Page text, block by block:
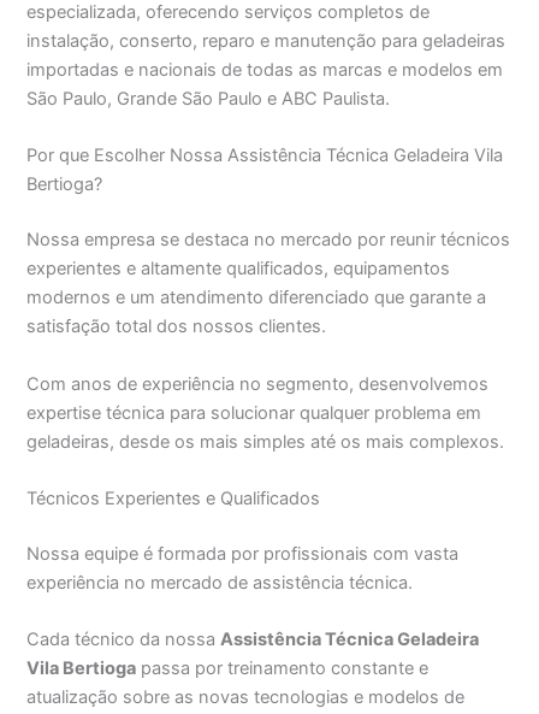
especializada, oferecendo serviços completos de
instalação, conserto, reparo e manutenção para geladeiras
importadas e nacionais de todas as marcas e modelos em
São Paulo, Grande São Paulo e ABC Paulista.
Por que Escolher Nossa Assistência Técnica Geladeira Vila
Bertioga?
Nossa empresa se destaca no mercado por reunir técnicos
experientes e altamente qualificados, equipamentos
modernos e um atendimento diferenciado que garante a
satisfação total dos nossos clientes.
Com anos de experiência no segmento, desenvolvemos
expertise técnica para solucionar qualquer problema em
geladeiras, desde os mais simples até os mais complexos.
Técnicos Experientes e Qualificados
Nossa equipe é formada por profissionais com vasta
experiência no mercado de assistência técnica.
Cada técnico da nossaAssistência Técnica Geladeira
Vila Bertioga passa por treinamento constante e
atualização sobre as novas tecnologias e modelos de